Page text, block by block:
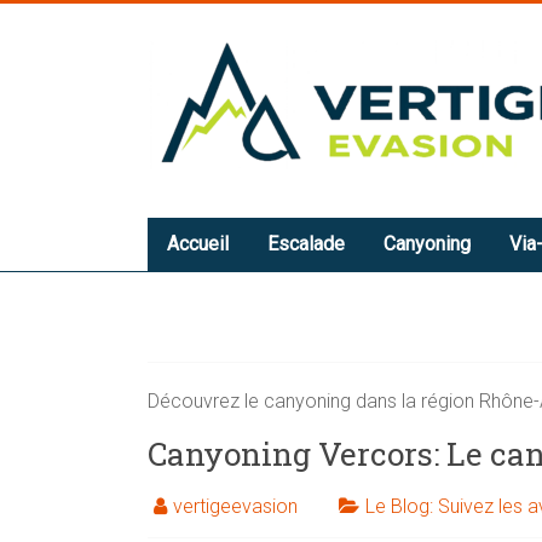
VERTIGE-
EVASION:
Canyoning,
Via-
Ferrata,
Via-
en
autour
Accueil Escalade Canyoning
Découvrez le canyoning dans la région
Canyoning Vercors: Le
vertigeevasion Le Blog: Suivez les